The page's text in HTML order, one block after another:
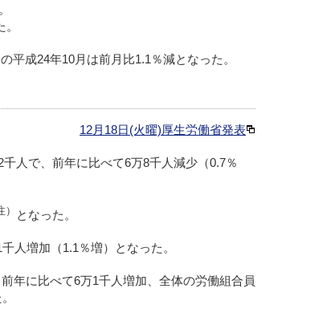
の平成24年10月は前月比1.1％減となった。
12月18日(火曜)厚生労働省発表
人で、前年に比べて6万8千人減少（0.7％
） となった。
人増加（1.1％増）となった。
年に比べて6万1千人増加、全体の労働組合員